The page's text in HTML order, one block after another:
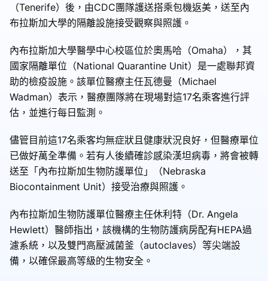
（Tenerife）後，由CDC團隊護送搭乘包機返美，送至內
布拉斯加大學的隔離設施接受觀察與照護。
內布拉斯加大學醫學中心校區位於奧馬哈（Omaha），其
國家隔離單位（National Quarantine Unit）是一處聯邦資
助的檢疫設施。該單位醫療主任瓦德曼（Michael
Wadman）表示，醫療團隊將在現場對這17名乘客進行評
估，並進行每日監測。
儘管目前這17名乘客均無症狀且健康狀況良好，但醫療單位
已做好萬全準備。若有人後續確診感染漢坦病毒，將會被轉
送至「內布拉斯加生物防護單位」（Nebraska
Biocontainment Unit）接受治療與照護。
內布拉斯加生物防護單位醫療主任休利特（Dr. Angela
Hewlett）醫師指出，該機構的生物防護病房配有HEPA過
濾系統，以及雙門高壓滅菌釜（autoclaves）等尖端設
備，以確保最高等級的生物安全。